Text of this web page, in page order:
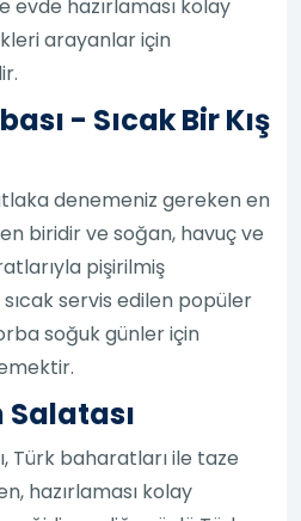
evde hazırlaması kolay
arayanlar için
- Sıcak Bir Kış
denemeniz gereken en
biridir ve soğan, havuç ve
pişirilmiş
servis edilen popüler
soğuk günler için
Türk baharatları ile taze
hazırlaması kolay